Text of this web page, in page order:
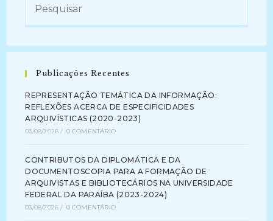
Publicações Recentes
REPRESENTAÇÃO TEMÁTICA DA INFORMAÇÃO:
REFLEXÕES ACERCA DE ESPECIFICIDADES
ARQUIVÍSTICAS (2020-2023)
03/08/2026 / 0 COMENTÁRIO
CONTRIBUTOS DA DIPLOMÁTICA E DA
DOCUMENTOSCOPIA PARA A FORMAÇÃO DE
ARQUIVISTAS E BIBLIOTECÁRIOS NA UNIVERSIDADE
FEDERAL DA PARAÍBA (2023-2024)
03/08/2026 / 0 COMENTÁRIO